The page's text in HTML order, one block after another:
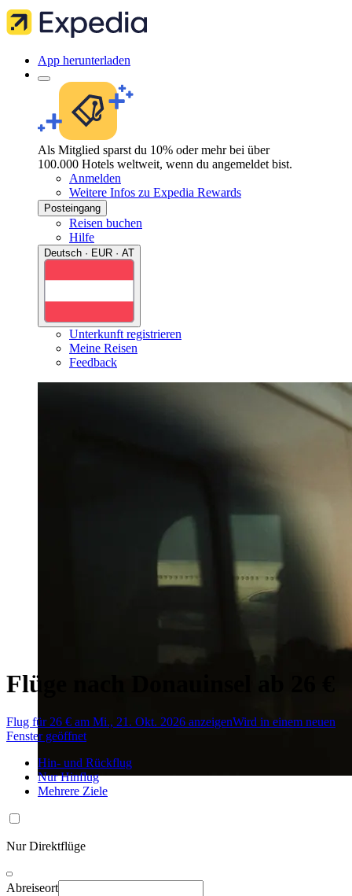
App herunterladen
Als Mitglied sparst du 10% oder mehr bei über
100.000 Hotels weltweit, wenn du angemeldet bist.
Anmelden
Weitere Infos zu Expedia Rewards
Posteingang
Reisen buchen
Hilfe
Deutsch · EUR · AT
Unterkunft registrieren
Meine Reisen
Feedback
Flüge nach Donauinsel ab 26 €
Flug für 26 € am Mi., 21. Okt. 2026 anzeigenWird in einem neuen
Fenster geöffnet
Hin- und Rückflug
Nur Hinflug
Mehrere Ziele
Nur Direktflüge
Abreiseort